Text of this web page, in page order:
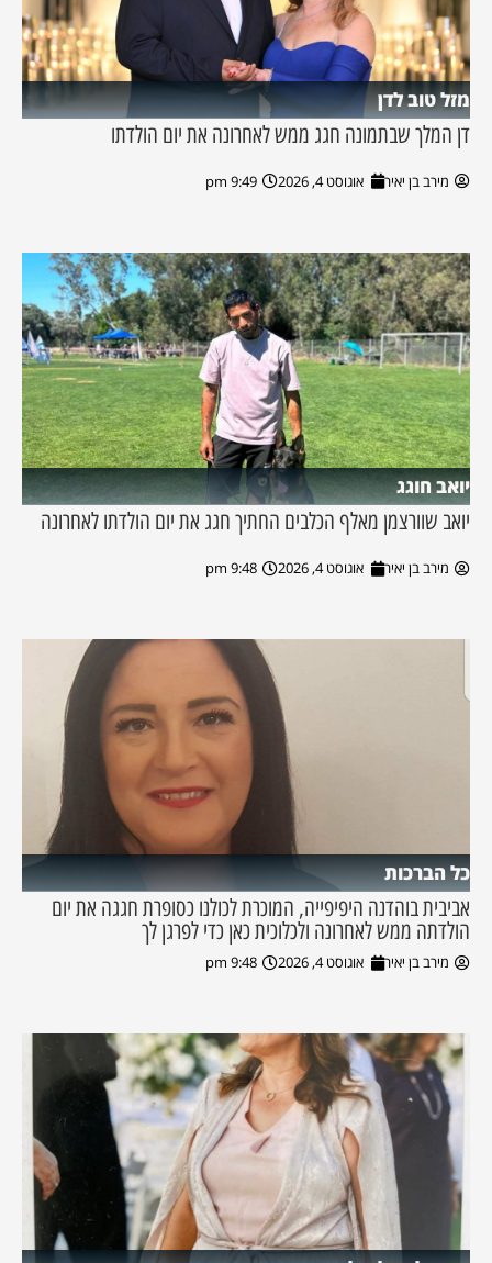
מזל טוב לדן
דן המלך שבתמונה חגג ממש לאחרונה את יום הולדתו
מירב בן יאיר אוגוסט 4, 2026 9:49 pm
יואב חוגג
יואב שוורצמן מאלף הכלבים החתיך חגג את יום הולדתו לאחרונה
מירב בן יאיר אוגוסט 4, 2026 9:48 pm
כל הברכות
אביבית בוהדנה היפיפייה, המוכרת לכולנו כסופרת חגגה את יום
הולדתה ממש לאחרונה ולכלוכית כאן כדי לפרגן לך
מירב בן יאיר אוגוסט 4, 2026 9:48 pm